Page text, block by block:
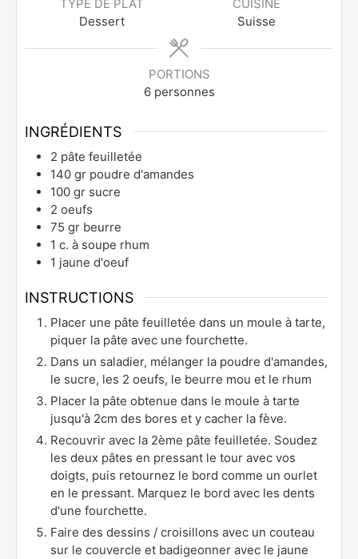
TYPE DE PLAT
Dessert
CUISINE
Suisse
PORTIONS
6 personnes
INGRÉDIENTS
2 pâte feuilletée
140 gr poudre d'amandes
100 gr sucre
2 oeufs
75 gr beurre
1 c. à soupe rhum
1 jaune d'oeuf
INSTRUCTIONS
Placer une pâte feuilletée dans un moule à tarte,
piquer la pâte avec une fourchette.
Dans un saladier, mélanger la poudre d'amandes,
le sucre, les 2 oeufs, le beurre mou et le rhum
Placer la pâte obtenue dans le moule à tarte
jusqu'à 2cm des bores et y cacher la fève.
Recouvrir avec la 2ème pâte feuilletée. Soudez
les deux pâtes en pressant le tour avec vos
doigts, puis retournez le bord comme un ourlet
en le pressant. Marquez le bord avec les dents
d'une fourchette.
Faire des dessins / croisillons avec un couteau
sur le couvercle et badigeonner avec le jaune